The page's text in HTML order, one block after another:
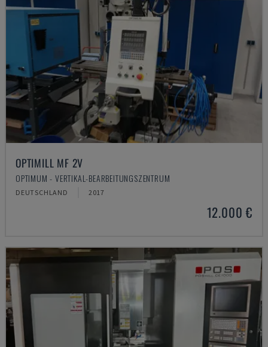
OPTIMILL MF 2V
OPTIMUM - VERTIKAL-BEARBEITUNGSZENTRUM
DEUTSCHLAND 2017
12.000 €